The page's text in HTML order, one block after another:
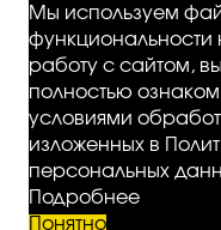
Мы используем
функциональности
работу с сайтом,
полностью
условиями
изложенных в
персональных
Подробнее
Понятно